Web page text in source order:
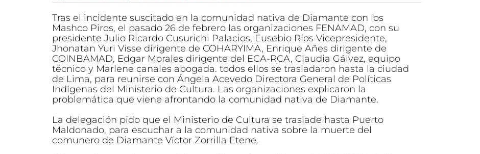
Tras el incidente suscitado en la comunidad nativa de Diamante con los
Mashco Piros, el pasado 26 de febrero las organizaciones FENAMAD, con su
presidente Julio Ricardo Cusurichi Palacios, Eusebio Ríos Vicepresidente,
Jhonatan Yuri Visse dirigente de COHARYIMA, Enrique Añes dirigente de
COINBAMAD, Edgar Morales dirigente del ECA-RCA, Claudia Gálvez, equipo
técnico y Marlene canales abogada. todos ellos se trasladaron hasta la ciudad
de Lima, para reunirse con Ángela Acevedo Directora General de Políticas
Indígenas del Ministerio de Cultura. Las organizaciones explicaron la
problemática que viene afrontando la comunidad nativa de Diamante.
La delegación pido que el Ministerio de Cultura se traslade hasta Puerto
Maldonado, para escuchar a la comunidad nativa sobre la muerte del
comunero de Diamante Víctor Zorrilla Etene.